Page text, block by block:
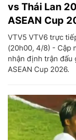
vs Thái Lan
ASEAN Cup
VTV5 VTV6 trực
(20h00, 4/8) - Cập
nhận định trận đấu
ASEAN Cup 2026.